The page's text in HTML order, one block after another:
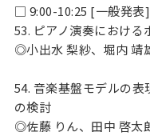
□ 9:00-10:25 [一般発表
53. ピアノ演奏におけ
◎小出水 梨紗、堀内 靖
54. 音楽基盤モデルの
の検討
◎佐藤 りん、田中 啓太